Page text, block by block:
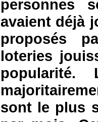
personnes
avaient déjà
proposés
loteries
sont le plus